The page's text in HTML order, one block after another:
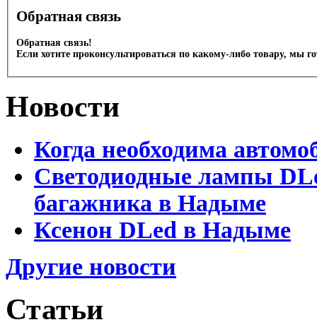
Обратная связь
Обратная связь!
Если хотите проконсультироваться по какому-либо товару, мы
Новости
Когда необходима
Светодиодные лампы
багажника в Надыме
Ксенон DLed в Надыме
Другие новости
Статьи